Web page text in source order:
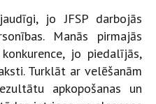
jo JFSP darbojās
Manās pirmajās
jo piedalījās,
Turklāt ar velēšanām
apkopošanas un